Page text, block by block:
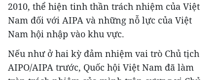
2010, thể hiện tinh thần trách nhiệm của Việt
Nam đối với AIPA và những nỗ lực của Việt
Nam hội nhập vào khu vực.
Nếu như ở hai kỳ đảm nhiệm vai trò Chủ tịch
AIPO/AIPA trước, Quốc hội Việt Nam đã làm